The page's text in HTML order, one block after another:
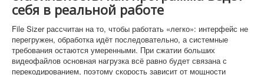
себя в реальной работе
File Sizer рассчитан на то, чтобы работать «легко»: интерфейс не
перегружен, обработка идёт последовательно, а системные
требования остаются умеренными. При сжатии больших
видеофайлов основная нагрузка всё равно будет связана с
перекодированием, поэтому скорость зависит от мощности